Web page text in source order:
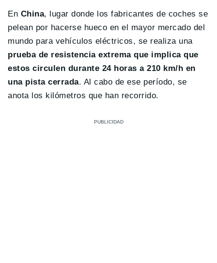
En China, lugar donde los fabricantes de coches se
pelean por hacerse hueco en el mayor mercado del
mundo para vehículos eléctricos, se realiza una
prueba de resistencia extrema que implica que
estos circulen durante 24 horas a 210 km/h en
una pista cerrada. Al cabo de ese período, se
anota los kilómetros que han recorrido.